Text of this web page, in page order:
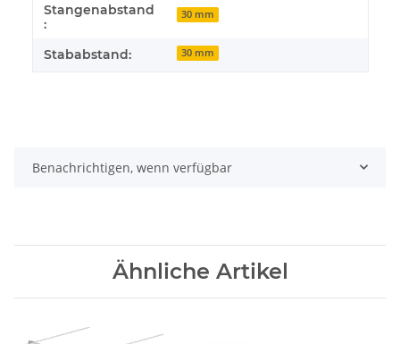
Stangenabstand
:
30 mm
Stababstand: 30 mm
Benachrichtigen, wenn verfügbar
Ähnliche Artikel